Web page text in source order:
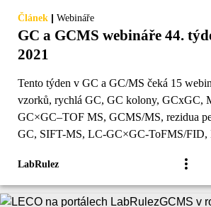
Článek | Webináře
GC a GCMS webináře 44.
2021
Tento týden v GC a GC/MS čeká 15
vzorků, rychlá GC, GC kolony, GCxGC,
GC×GC–TOF MS, GCMS/MS, rezidua
GC, SIFT-MS, LC-GC×GC-ToFMS/FID,
LabRulez